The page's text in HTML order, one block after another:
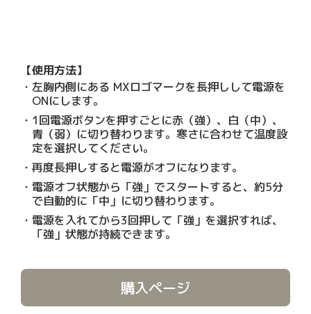
【使用方法】
左胸内側にある MXロゴマークを長押しして電源を
ONにします。
1回電源ボタンを押すごとに赤（強）、白（中）、
青（弱）に切り替わります。寒さに合わせて温度設
定を選択してください。
再度長押しすると電源がオフになります。
電源オフ状態から「強」でスタートすると、約5分
で自動的に「中」に切り替わります。
電源を入れてから3回押して「強」を選択すれば、
「強」状態が持続できます。
購入ページ